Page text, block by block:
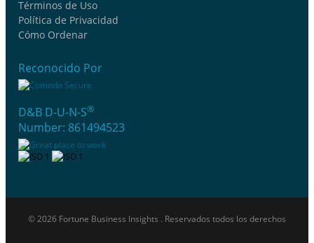
Términos de Uso
Política de Privacidad
Cómo Ordenar
Reconocido Por
D&B D-U-N-S®
Number: 861494523
© 2026 Fortune Business Insights . Reservados todos los derechos